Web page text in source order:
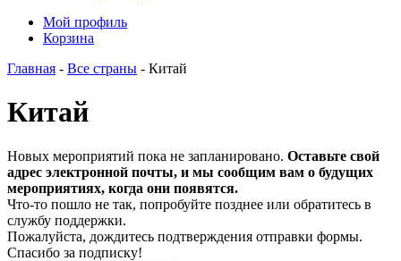
Мой профиль
Корзина
Главная - Все страны - Китай
Китай
Новых мероприятий пока не запланировано. Оставьте свой
адрес электронной почты, и мы сообщим вам о будущих
мероприятиях, когда они появятся.
Что-то пошло не так, попробуйте позднее или обратитесь в
службу поддержки.
Пожалуйста, дождитесь подтверждения отправки формы.
Спасибо за подписку!